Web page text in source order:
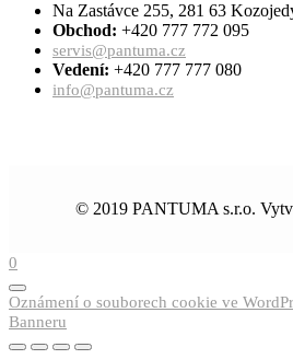
Na Zastávce 255, 281 63
Obchod: +420 777 772 095
servis@pantuma.cz
Vedení: +420 777 777 080
info@pantuma.cz
© 2019 PANTUMA s.r.o.
0
Oznámení o souborech cookie ve
Banneru